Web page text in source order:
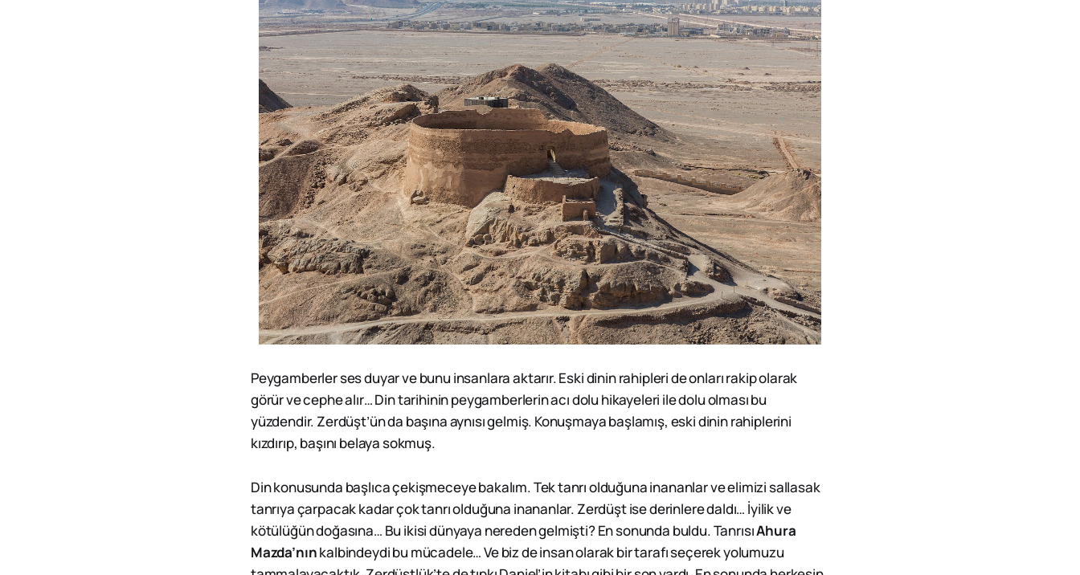
Peygamberler ses duyar ve bunu insanlara aktarır. Eski dinin rahipleri de onları rakip olarak
görür ve cephe alır… Din tarihinin peygamberlerin acı dolu hikayeleri ile dolu olması bu
yüzdendir. Zerdüşt’ün da başına aynısı gelmiş. Konuşmaya başlamış, eski dinin rahiplerini
kızdırıp, başını belaya sokmuş.
Din konusunda başlıca çekişmeceye bakalım. Tek tanrı olduğuna inananlar ve elimizi sallasak
tanrıya çarpacak kadar çok tanrı olduğuna inananlar. Zerdüşt ise derinlere daldı… İyilik ve
kötülüğün doğasına… Bu ikisi dünyaya nereden gelmişti? En sonunda buldu. TanrısıAhura
Mazda’nınkalbindeydi bu mücadele… Ve biz de insan olarak bir tarafı seçerek yolumuzu